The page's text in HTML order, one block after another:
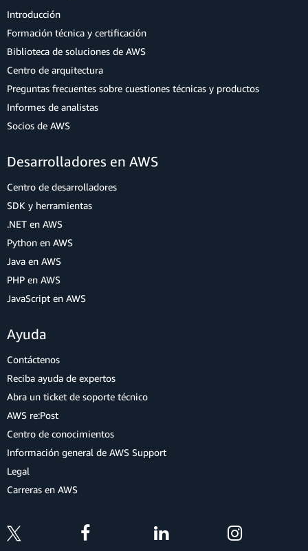
Introducción
Formación técnica y certificación
Biblioteca de soluciones de AWS
Centro de arquitectura
Preguntas frecuentes sobre cuestiones técnicas y productos
Informes de analistas
Socios de AWS
Desarrolladores en AWS
Centro de desarrolladores
SDK y herramientas
.NET en AWS
Python en AWS
Java en AWS
PHP en AWS
JavaScript en AWS
Ayuda
Contáctenos
Reciba ayuda de expertos
Abra un ticket de soporte técnico
AWS re:Post
Centro de conocimientos
Información general de AWS Support
Legal
Carreras en AWS